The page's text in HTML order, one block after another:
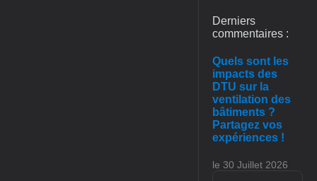
Derniers
commentaires :
Quels sont les
impacts des
DTU sur la
ventilation des
bâtiments ?
Partagez vos
expériences !
le 30 Juillet 2026